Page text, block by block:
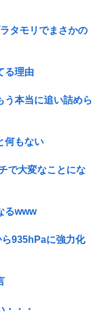
タモリでまさかの
る理由
う本当に追い詰めら
何もない
で大変なことにな
るwww
935hPaに強力化
・・